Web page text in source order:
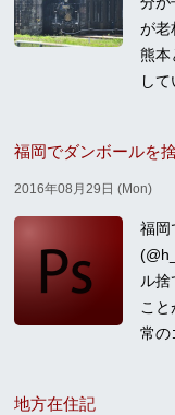
が老
熊本
して
福岡でダンボールを
2016年08月29日 (Mon)
福岡
ル捨
こと
常の
地方在住記